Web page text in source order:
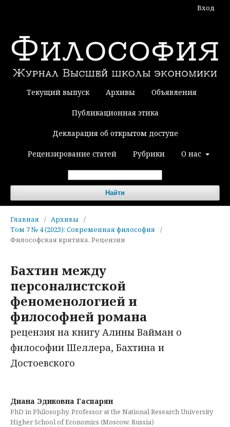
Текущий выпуск Архивы Объявления
Публикационная этика
Декларация об открытом доступе
Рецензирование статей Рубрики О нас
Найти
Вход
Главная / Архивы
/
Том 7 № 4 (2023): Современная философия
/
Философская критика. Рецензии
Бахтин между
персоналистской
феноменологией и
философией романа
рецензия на книгу Алины Вайман о
философии Шеллера, Бахтина и
Достоевского
Диана Эдиковна Гаспарян
PhD in Philosophy, Professor at the National Research University
Higher School of Economics (Moscow, Russia)